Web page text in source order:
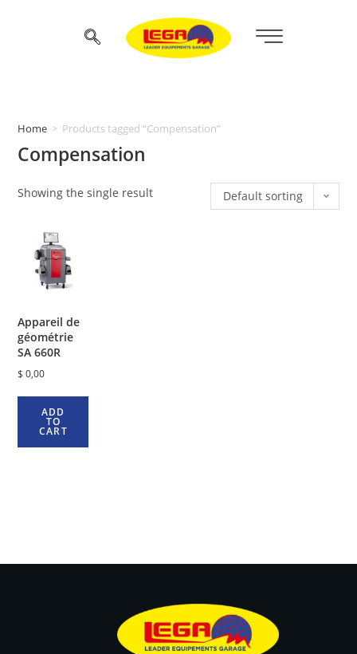
Home > Products tagged “Compensation”
Compensation
Showing the single result Default sorting
Appareil de
géométrie
SA 660R
$ 0,00
ADD
TO
CART